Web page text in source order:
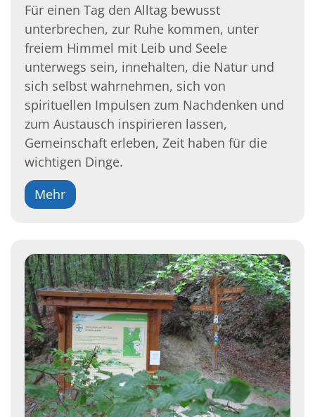
Für einen Tag den Alltag bewusst
unterbrechen, zur Ruhe kommen, unter
freiem Himmel mit Leib und Seele
unterwegs sein, innehalten, die Natur und
sich selbst wahrnehmen, sich von
spirituellen Impulsen zum Nachdenken und
zum Austausch inspirieren lassen,
Gemeinschaft erleben, Zeit haben für die
wichtigen Dinge.
Mehr